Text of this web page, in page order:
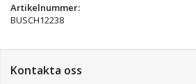
Artikelnummer:
BUSCH12238
Kontakta oss